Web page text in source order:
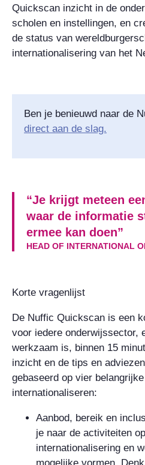
Quickscan inzicht in de
scholen en instellingen, en
de status van
internationalisering van het
Ben je benieuwd naar de
direct aan de slag.
“Je krijgt meteen
waar de informatie
ermee kan doen”
HEAD OF INTERNATIONAL
Korte vragenlijst
De Nuffic Quickscan is een
voor iedere onderwijssector,
werkzaam is, binnen 15
inzicht en de tips en
gebaseerd op vier
internationaliseren:
Aanbod, bereik en
je naar de activiteiten
internationalisering en